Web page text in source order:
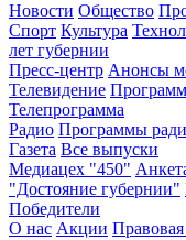
Новости Общество
Спорт Культура
лет губернии
Пресс-центр Анонсы
Телевидение
Телепрограмма
Радио Программы
Газета Все выпуски
Медиацех "450"
"Достояние губернии"
Победители
О нас Акции